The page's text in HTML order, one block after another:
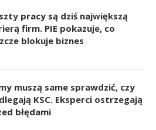
pracy są dziś największą
firm. PIE pokazuje, co
blokuje biznes
muszą same sprawdzić, czy
KSC. Eksperci ostrzegają
błędami